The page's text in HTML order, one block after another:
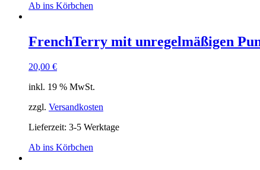
Ab ins Körbchen
FrenchTerry mit unregelmäßigen
20,00 €
inkl. 19 % MwSt.
zzgl. Versandkosten
Lieferzeit: 3-5 Werktage
Ab ins Körbchen